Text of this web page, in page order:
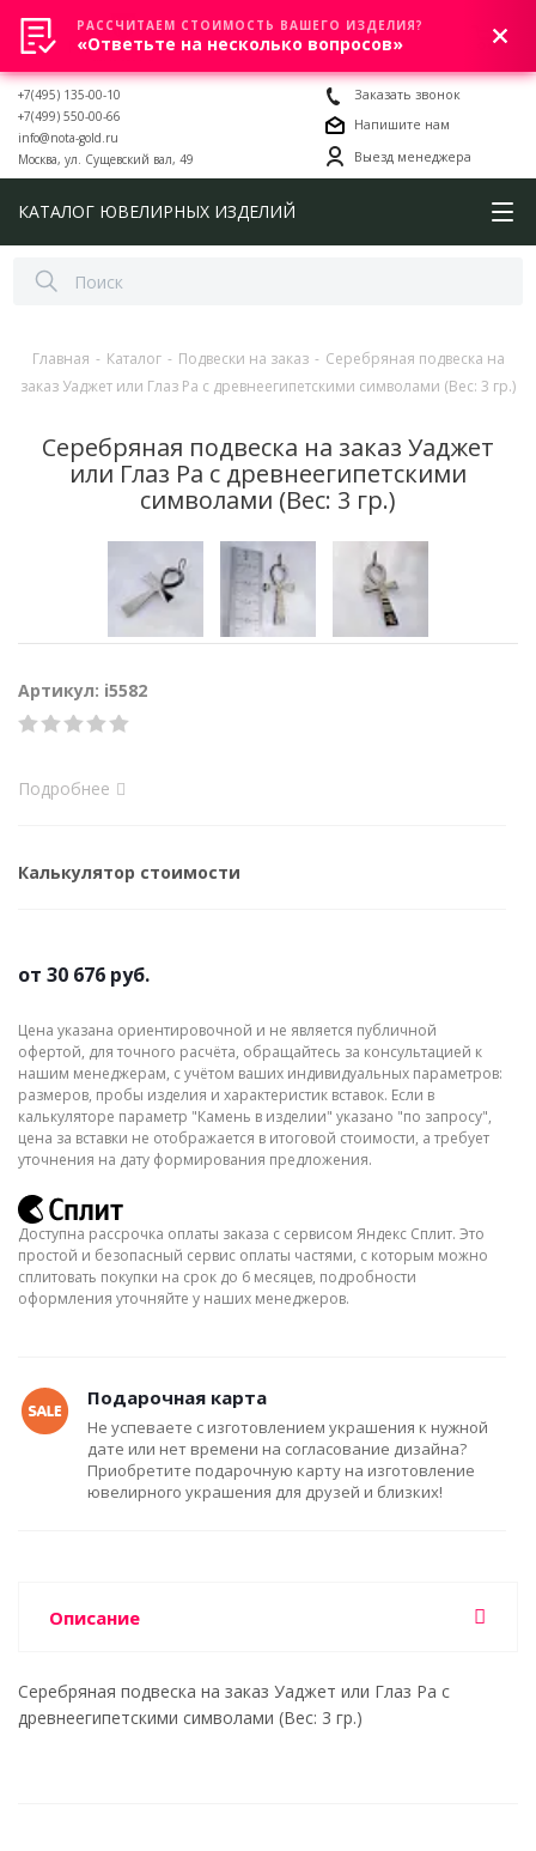
0
+7(495) 135-00-10
+7(499) 550-00-66
info@nota-gold.ru
Москва, ул. Сущевский вал, 49
Заказать звонок
Напишите нам
Выезд менеджера
КАТАЛОГ ЮВЕЛИРНЫХ ИЗДЕЛИЙ
Главная - Каталог - Подвески на заказ - Серебряная подвеска на
заказ Уаджет или Глаз Ра с древнеегипетскими символами (Вес: 3 гр.)
Серебряная подвеска на заказ Уаджет
или Глаз Ра с древнеегипетскими
символами (Вес: 3 гр.)
Артикул: i5582
Подробнее
Калькулятор стоимости
от 30 676 руб.
Цена указана ориентировочной и не является публичной
офертой, для точного расчёта, обращайтесь за консультацией к
нашим менеджерам, с учётом ваших индивидуальных параметров:
размеров, пробы изделия и характеристик вставок. Если в
калькуляторе параметр "Камень в изделии" указано "по запросу",
цена за вставки не отображается в итоговой стоимости, а требует
уточнения на дату формирования предложения.
Доступна рассрочка оплаты заказа с сервисом Яндекс Сплит. Это
простой и безопасный сервис оплаты частями, с которым можно
сплитовать покупки на срок до 6 месяцев, подробности
оформления уточняйте у наших менеджеров.
Подарочная карта
Не успеваете с изготовлением украшения к нужной
дате или нет времени на согласование дизайна?
Приобретите подарочную карту на изготовление
ювелирного украшения для друзей и близких!
Описание
Серебряная подвеска на заказ Уаджет или Глаз Ра с
древнеегипетскими символами (Вес: 3 гр.)
РАССЧИТАЕМ СТОИМОСТЬ ВАШЕГО ИЗДЕЛИЯ?
«Ответьте на несколько вопросов»